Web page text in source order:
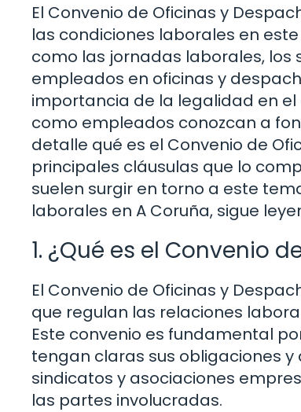
El Convenio de Oficinas y
las condiciones laborales en
como las jornadas laborales, los
empleados en oficinas y
importancia de la legalidad en
como empleados conozcan a
detalle qué es el Convenio de
principales cláusulas que lo
suelen surgir en torno a este
laborales en A Coruña, sigue
1. ¿Qué es el Convenio
El Convenio de Oficinas y
que regulan las relaciones
Este convenio es fundamental
tengan claras sus obligaciones
sindicatos y asociaciones
las partes involucradas.